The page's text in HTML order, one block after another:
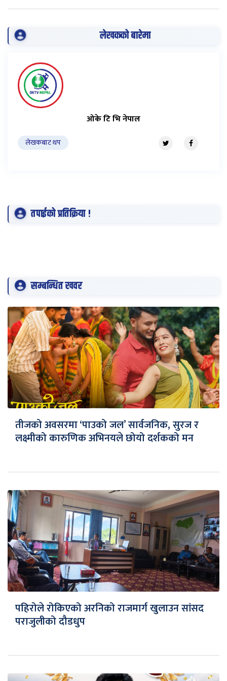
लेखकको बारेमा
ओके टि भि नेपाल
लेखकबाट थप
तपाईको प्रतिक्रिया !
सम्बन्धित खवर
तीजको अवसरमा ‘पाउको जल’ सार्वजनिक, सुरज र
लक्ष्मीको कारुणिक अभिनयले छोयो दर्शकको मन
पहिरोले रोकिएको अरनिको राजमार्ग खुलाउन सांसद
पराजुलीको दौडधुप